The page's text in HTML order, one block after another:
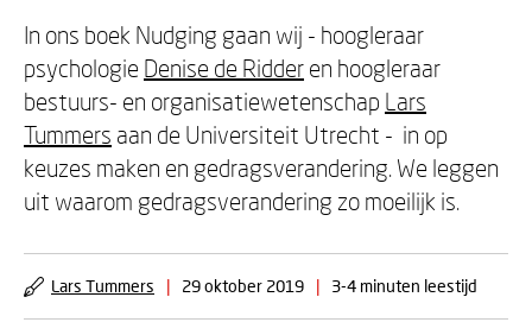
In ons boek Nudging gaan wij - hoogleraar
psychologie Denise de Ridder en hoogleraar
bestuurs- en organisatiewetenschap Lars
Tummers aan de Universiteit Utrecht - in op
keuzes maken en gedragsverandering. We leggen
uit waarom gedragsverandering zo moeilijk is.
Lars Tummers | 29 oktober 2019 | 3-4 minuten leestijd